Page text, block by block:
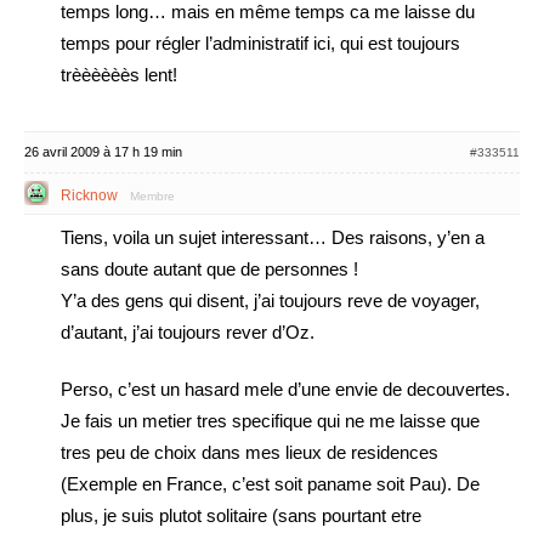
temps long… mais en même temps ca me laisse du
temps pour régler l’administratif ici, qui est toujours
trèèèèèès lent!
26 avril 2009 à 17 h 19 min #333511
Ricknow Membre
Tiens, voila un sujet interessant… Des raisons, y’en a
sans doute autant que de personnes !
Y’a des gens qui disent, j’ai toujours reve de voyager,
d’autant, j’ai toujours rever d’Oz.
Perso, c’est un hasard mele d’une envie de decouvertes.
Je fais un metier tres specifique qui ne me laisse que
tres peu de choix dans mes lieux de residences
(Exemple en France, c’est soit paname soit Pau). De
plus, je suis plutot solitaire (sans pourtant etre